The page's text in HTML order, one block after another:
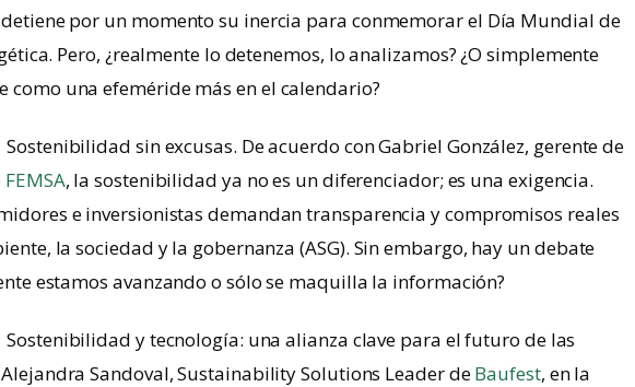
por un momento su inercia para conmemorar el Día Mundial de
Pero, ¿realmente lo detenemos, lo analizamos? ¿O simplemente
como una efeméride más en el calendario?
Sostenibilidad sin excusas. De acuerdo con Gabriel González, gerente de
FEMSA, la sostenibilidad ya no es un diferenciador; es una exigencia.
e inversionistas demandan transparencia y compromisos reales
la sociedad y la gobernanza (ASG). Sin embargo, hay un debate
estamos avanzando o sólo se maquilla la información?
Sostenibilidad y tecnología: una alianza clave para el futuro de las
Sandoval, Sustainability Solutions Leader deBaufest, en la